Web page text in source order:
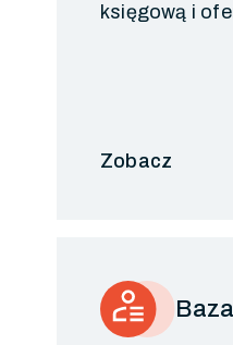
księgową i
Zobacz